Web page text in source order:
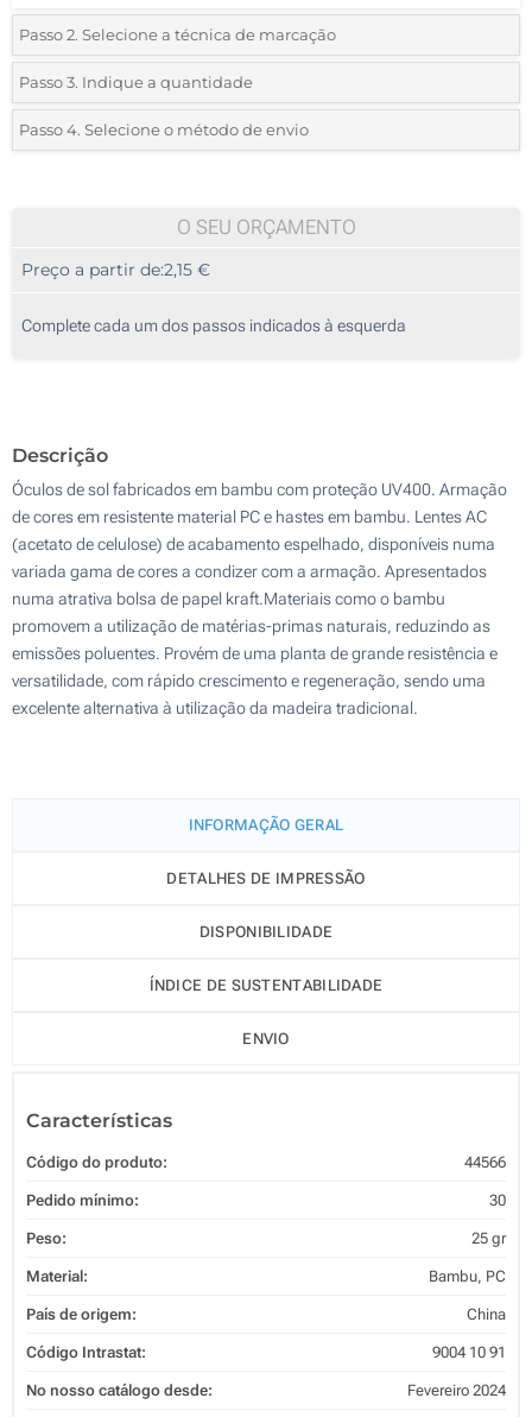
Passo 2. Selecione a técnica de marcação
*Selecione o tipo de marcação e as cores do logotipo:
1 Cor (Num lado)
Passo 3. Indique a quantidade
*Quantidade mínima:30
60
150
Outra :
Passo 4. Selecione o método de envio
O SEU ORÇAMENTO
Preço a partir de:2,15 €
Complete cada um dos passos indicados à esquerda
Descrição
Óculos de sol fabricados em bambu com proteção UV400. Armação
de cores em resistente material PC e hastes em bambu. Lentes AC
(acetato de celulose) de acabamento espelhado, disponíveis numa
variada gama de cores a condizer com a armação. Apresentados
numa atrativa bolsa de papel kraft.Materiais como o bambu
promovem a utilização de matérias-primas naturais, reduzindo as
emissões poluentes. Provém de uma planta de grande resistência e
versatilidade, com rápido crescimento e regeneração, sendo uma
excelente alternativa à utilização da madeira tradicional.
INFORMAÇÃO GERAL
DETALHES DE IMPRESSÃO
DISPONIBILIDADE
ÍNDICE DE SUSTENTABILIDADE
ENVIO
Características
Código do produto: 44566
Pedido mínimo: 30
Peso: 25 gr
Material: Bambu, PC
País de origem: China
Código Intrastat: 9004 10 91
No nosso catálogo desde: Fevereiro 2024